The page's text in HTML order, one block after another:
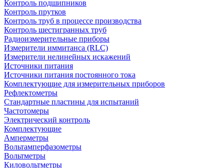
Контроль подшипников
Контроль прутков
Контроль труб в процессе производства
Контроль шестигранных труб
Радиоизмерительные приборы
Измерители иммитанса (RLC)
Измерители нелинейных искажений
Источники питания
Источники питания постоянного тока
Комплектующие для измерительных приборов
Рефлектометры
Стандартные пластины для испытаний
Частотомеры
Электрический контроль
Комплектующие
Амперметры
Вольтамперфазометры
Вольтметры
Киловольтметры